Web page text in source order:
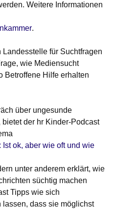
Weitere Informationen
.
Fenster
für Suchtfragen
wie Mediensucht
Betroffene Hilfe erhalten
über ungesunde
der hr Kinder-Podcast
ok, aber wie oft und wie
unter anderem erklärt, wie
süchtig machen
Tipps wie sich
dass sie möglichst